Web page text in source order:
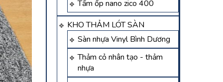
Tấm ốp nano zico 400
KHO THẢM LÓT SÀN
Sàn nhựa Vinyl Bình Dương
Thảm cỏ nhân tạo - thảm
nhựa